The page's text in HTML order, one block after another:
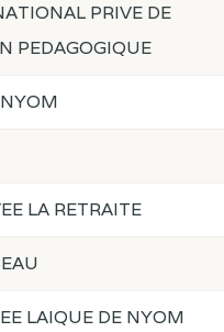
PRIVE DE
PEDAGOGIQUE
LA RETRAITE
LAIQUE DE NYOM